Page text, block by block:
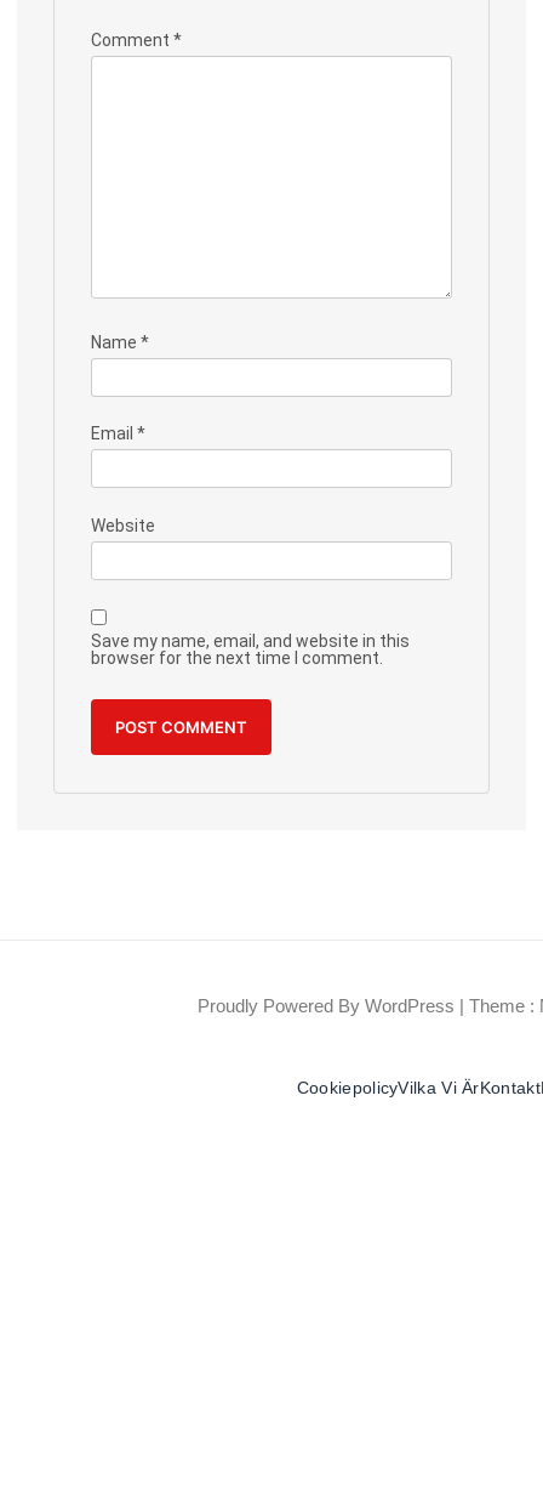
Comment *
Name *
Email *
Website
Save my name, email, and website in this
browser for the next time I comment.
Proudly Powered By WordPress | Theme :
CookiepolicyVilka Vi ÄrKontakt